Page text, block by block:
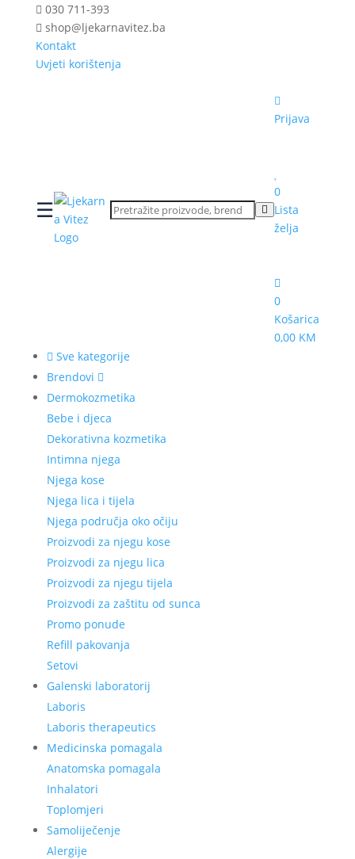
030 711-393
shop@ljekarnavitez.ba
Kontakt
Uvjeti korištenja
☰
Prijava
0
Lista
želja
0
Košarica
0,00 KM
Sve kategorije
Brendovi
Dermokozmetika
Bebe i djeca
Dekorativna kozmetika
Intimna njega
Njega kose
Njega lica i tijela
Njega područja oko očiju
Proizvodi za njegu kose
Proizvodi za njegu lica
Proizvodi za njegu tijela
Proizvodi za zaštitu od sunca
Promo ponude
Refill pakovanja
Setovi
Galenski laboratorij
Laboris
Laboris therapeutics
Medicinska pomagala
Anatomska pomagala
Inhalatori
Toplomjeri
Samoliječenje
Alergije